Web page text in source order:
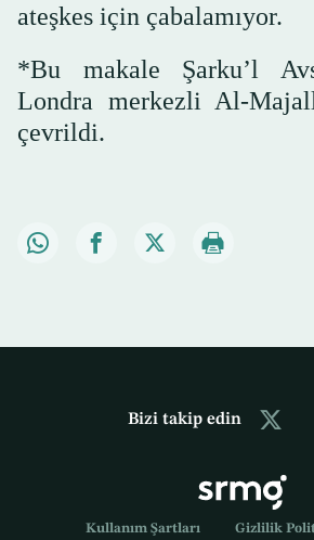
ateşkes için çabalamıyor.
*Bu makale Şarku’l
Londra merkezli Al-
çevrildi.
Bizi takip edin
Kullanım Şartları Gizlilik